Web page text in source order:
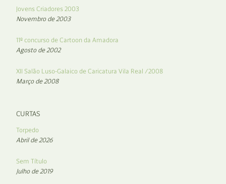
Jovens Criadores 2003
Novembro de 2003
11º concurso de Cartoon da Amadora
Agosto de 2002
XII Salão Luso-Galaico de Caricatura Vila Real /2008
Março de 2008
CURTAS
Torpedo
Abril de 2026
Sem Título
Julho de 2019